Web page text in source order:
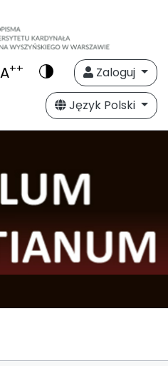
A++
Zaloguj
Język Polski